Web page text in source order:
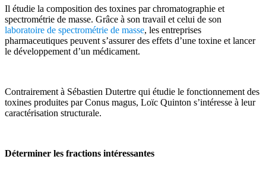
Il étudie la composition des toxines par chromatographie et
spectrométrie de masse. Grâce à son travail et celui de son
laboratoire de spectrométrie de masse, les entreprises
pharmaceutiques peuvent s’assurer des effets d’une toxine et lancer
le développement d’un médicament.
Contrairement à Sébastien Dutertre qui étudie le fonctionnement des
toxines produites par Conus magus, Loïc Quinton s’intéresse à leur
caractérisation structurale.
Déterminer les fractions intéressantes